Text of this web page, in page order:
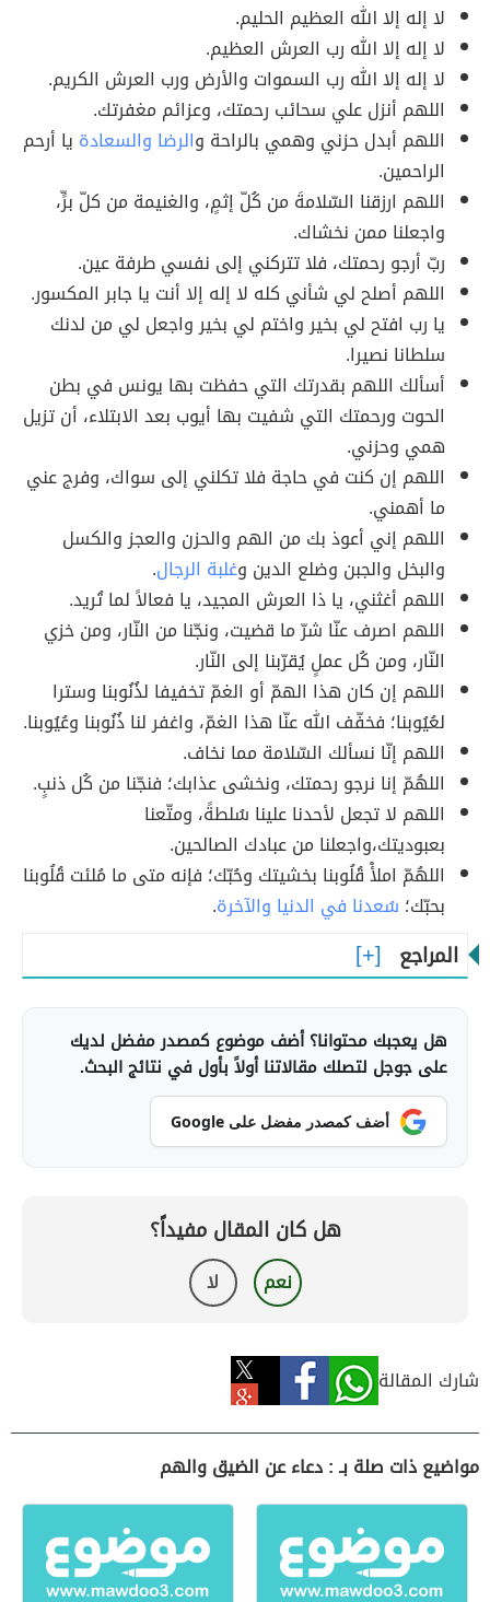
لا إله إلا الله العظيم الحليم.
لا إله إلا الله رب العرش العظيم.
لا إله إلا الله رب السموات والأرض ورب العرش الكريم.
اللهم أنزل علي سحائب رحمتك، وعزائم مغفرتك.
اللهم أبدل حزني وهمي بالراحة والرضا والسعادة يا أرحم
الراحمين.
اللهم ارزقنا السّلامةَ من كُلّ إثمٍ، والغنيمة من كلّ برٍّ،
واجعلنا ممن نخشاك.
ربّ أرجو رحمتك، فلا تتركني إلى نفسي طرفة عين.
اللهم أصلح لي شأني كله لا إله إلا أنت يا جابر المكسور.
يا رب افتح لي بخير واختم لي بخير واجعل لي من لدنك
سلطانا نصيرا.
أسألك اللهم بقدرتك التي حفظت بها يونس في بطن
الحوت ورحمتك التي شفيت بها أيوب بعد الابتلاء، أن تزيل
همي وحزني.
اللهم إن كنت في حاجة فلا تكلني إلى سواك، وفرج عني
ما أهمني.
اللهم إني أعوذ بك من الهم والحزن والعجز والكسل
والبخل والجبن وضلع الدين وغلبة الرجال.
اللهم أغثني، يا ذا العرش المجيد، يا فعالاً لما تُريد.
اللهم اصرف عنّا شرّ ما قضيت، ونجّنا من النّار، ومن خزي
النّار، ومن كُل عملٍ يُقرّبنا إلى النّار.
اللهم إن كان هذا الهمّ أو الغمّ تخفيفا لذُنُوبنا وسترا
لعُيُوبنا؛ فخفّف الله عنّا هذا الغمّ، واغفر لنا ذُنُوبنا وعُيُوبنا.
اللهم إنّا نسألك السّلامة مما نخاف.
اللهُمّ إنا نرجو رحمتك، ونخشى عذابك؛ فنجّنا من كُل ذنبٍ.
اللهم لا تجعل لأحدنا علينا سُلطةً، ومتّعنا
بعبوديتك،واجعلنا من عبادك الصالحين.
اللهُمّ املأْ قُلُوبنا بخشيتك وحُبّك؛ فإنه متى ما مُلئت قُلُوبنا
بحبّك؛ سُعدنا في الدنيا والآخرة.
المراجع
هل يعجبك محتوانا؟ أضف موضوع كمصدر مفضل لديك
على جوجل لتصلك مقالاتنا أولاً بأول في نتائج البحث.
أضف كمصدر مفضل على Google
هل كان المقال مفيداً؟
نعم لا
شارك المقالة
مواضيع ذات صلة بـ : دعاء عن الضيق والهم